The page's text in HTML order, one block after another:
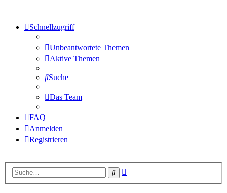
Schnellzugriff
Unbeantwortete Themen
Aktive Themen
Suche
Das Team
FAQ
Anmelden
Registrieren
Suche